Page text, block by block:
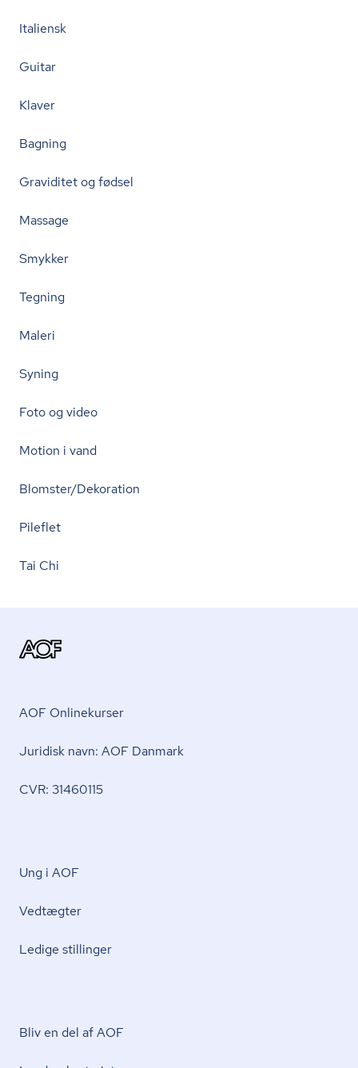
Italiensk
Guitar
Klaver
Bagning
Graviditet og fødsel
Massage
Smykker
Tegning
Maleri
Syning
Foto og video
Motion i vand
Blomster/Dekoration
Pileflet
Tai Chi
AOF Onlinekurser
Juridisk navn: AOF Danmark
CVR: 31460115
Ung i AOF
Vedtægter
Ledige stillinger
Bliv en del af AOF